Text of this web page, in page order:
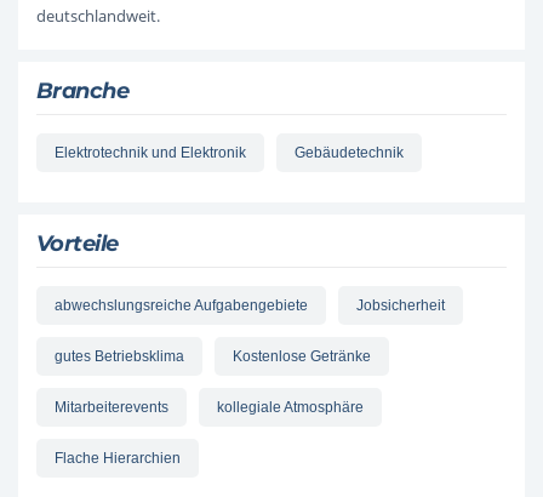
deutschlandweit.
Branche
Elektrotechnik und Elektronik Gebäudetechnik
Vorteile
abwechslungsreiche Aufgabengebiete Jobsicherheit
gutes Betriebsklima Kostenlose Getränke
Mitarbeiterevents kollegiale Atmosphäre
Flache Hierarchien